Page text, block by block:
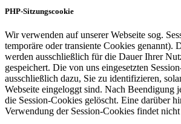
PHP-Sitzungs­cookie
Wir verwenden auf unserer Webseite sog.
temporäre oder transiente Cookies genannt).
werden ausschließlich für die Dauer Ihrer
gespeichert. Die von uns eingesetzten
ausschließlich dazu, Sie zu identi­fi­zieren,
Webseite eingeloggt sind. Nach Beendigung
die Session-Cookies gelöscht. Eine darüber
Verwendung der Session-Cookies findet nicht